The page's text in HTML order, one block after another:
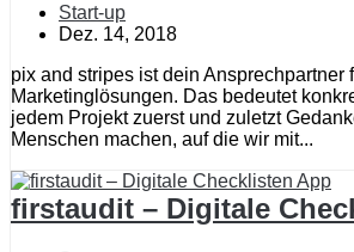
Start-up
Dez. 14, 2018
pix and stripes ist dein Ansprechpartner
Marketinglösungen. Das bedeutet
jedem Projekt zuerst und zuletzt
Menschen machen, auf die wir mit...
firstaudit – Digitale